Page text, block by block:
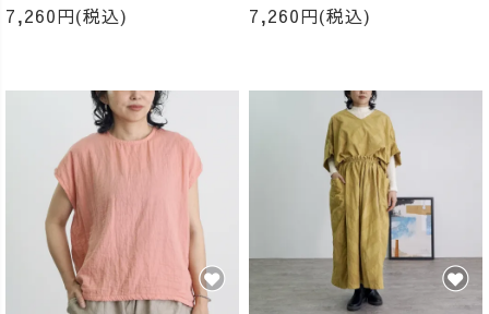
7,260円(税込) 7,260円(税込)